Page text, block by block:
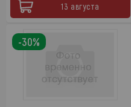
13 августа
-30%